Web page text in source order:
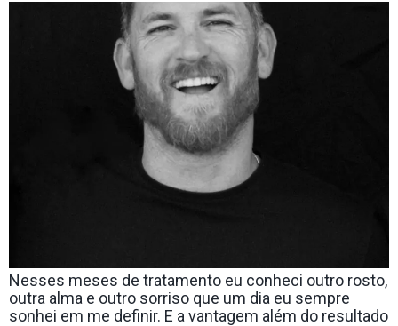
Nesses meses de tratamento eu conheci outro rosto,
outra alma e outro sorriso que um dia eu sempre
sonhei em me definir. E a vantagem além do resultado